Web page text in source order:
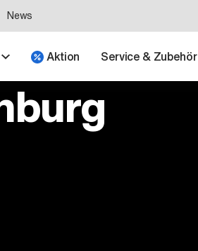
News
Aktion Service & Zubehör